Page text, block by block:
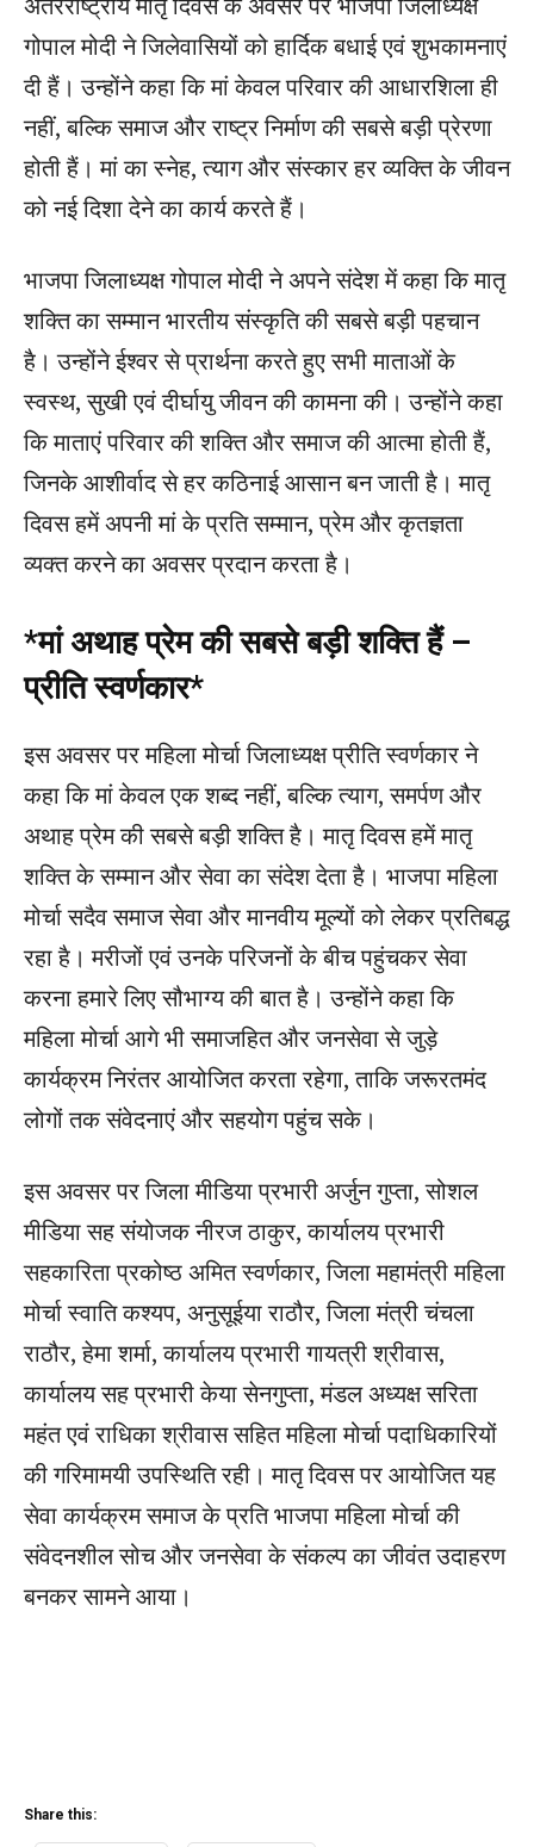
गोपाल मोदी ने जिलेवासियों को हार्दिक बधाई एवं शुभकामनाएं
दी हैं। उन्होंने कहा कि मां केवल परिवार की आधारशिला ही
नहीं, बल्कि समाज और राष्ट्र निर्माण की सबसे बड़ी प्रेरणा
होती हैं। मां का स्नेह, त्याग और संस्कार हर व्यक्ति के जीवन
को नई दिशा देने का कार्य करते हैं।
भाजपा जिलाध्यक्ष गोपाल मोदी ने अपने संदेश में कहा कि मातृ
शक्ति का सम्मान भारतीय संस्कृति की सबसे बड़ी पहचान
है। उन्होंने ईश्वर से प्रार्थना करते हुए सभी माताओं के
स्वस्थ, सुखी एवं दीर्घायु जीवन की कामना की। उन्होंने कहा
कि माताएं परिवार की शक्ति और समाज की आत्मा होती हैं,
जिनके आशीर्वाद से हर कठिनाई आसान बन जाती है। मातृ
दिवस हमें अपनी मां के प्रति सम्मान, प्रेम और कृतज्ञता
व्यक्त करने का अवसर प्रदान करता है।
*मां अथाह प्रेम की सबसे बड़ी शक्ति हैं –
प्रीति स्वर्णकार*
इस अवसर पर महिला मोर्चा जिलाध्यक्ष प्रीति स्वर्णकार ने
कहा कि मां केवल एक शब्द नहीं, बल्कि त्याग, समर्पण और
अथाह प्रेम की सबसे बड़ी शक्ति है। मातृ दिवस हमें मातृ
शक्ति के सम्मान और सेवा का संदेश देता है। भाजपा महिला
मोर्चा सदैव समाज सेवा और मानवीय मूल्यों को लेकर प्रतिबद्ध
रहा है। मरीजों एवं उनके परिजनों के बीच पहुंचकर सेवा
करना हमारे लिए सौभाग्य की बात है। उन्होंने कहा कि
महिला मोर्चा आगे भी समाजहित और जनसेवा से जुड़े
कार्यक्रम निरंतर आयोजित करता रहेगा, ताकि जरूरतमंद
लोगों तक संवेदनाएं और सहयोग पहुंच सके।
इस अवसर पर जिला मीडिया प्रभारी अर्जुन गुप्ता, सोशल
मीडिया सह संयोजक नीरज ठाकुर, कार्यालय प्रभारी
सहकारिता प्रकोष्ठ अमित स्वर्णकार, जिला महामंत्री महिला
मोर्चा स्वाति कश्यप, अनुसूईया राठौर, जिला मंत्री चंचला
राठौर, हेमा शर्मा, कार्यालय प्रभारी गायत्री श्रीवास,
कार्यालय सह प्रभारी केया सेनगुप्ता, मंडल अध्यक्ष सरिता
महंत एवं राधिका श्रीवास सहित महिला मोर्चा पदाधिकारियों
की गरिमामयी उपस्थिति रही। मातृ दिवस पर आयोजित यह
सेवा कार्यक्रम समाज के प्रति भाजपा महिला मोर्चा की
संवेदनशील सोच और जनसेवा के संकल्प का जीवंत उदाहरण
बनकर सामने आया।
Share this: